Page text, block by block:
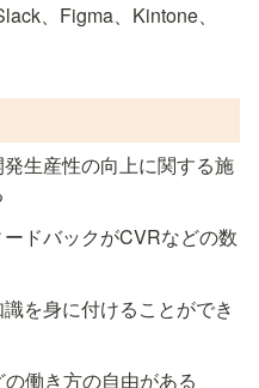
、Figma、Kintone、
生産性の向上に関する施
ドバックがCVRなどの数
を身に付けることができ
働き方の自由がある